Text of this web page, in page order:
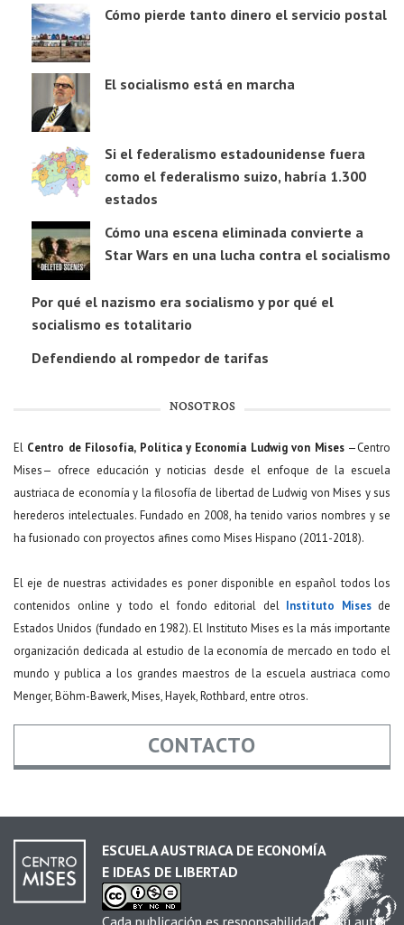
Cómo pierde tanto dinero el servicio postal
El socialismo está en marcha
Si el federalismo estadounidense fuera
como el federalismo suizo, habría 1.300
estados
Cómo una escena eliminada convierte a
Star Wars en una lucha contra el socialismo
Por qué el nazismo era socialismo y por qué el
socialismo es totalitario
Defendiendo al rompedor de tarifas
NOSOTROS
El Centro de Filosofía, Política y Economía Ludwig von Mises—Centro
Mises— ofrece educación y noticias desde el enfoque de la escuela
austriaca de economía y la filosofía de libertad de Ludwig von Mises y sus
herederos intelectuales. Fundado en 2008, ha tenido varios nombres y se
ha fusionado con proyectos afines como Mises Hispano (2011-2018).
El eje de nuestras actividades es poner disponible en español todos los
contenidos online y todo el fondo editorial del Instituto Misesde
Estados Unidos (fundado en 1982). El Instituto Mises es la más importante
organización dedicada al estudio de la economía de mercado en todo el
mundo y publica a los grandes maestros de la escuela austriaca como
Menger, Böhm-Bawerk, Mises, Hayek, Rothbard, entre otros.
CONTACTO
Email *
ESCUELA AUSTRIACA DE ECONOMÍA
E IDEAS DE LIBERTAD